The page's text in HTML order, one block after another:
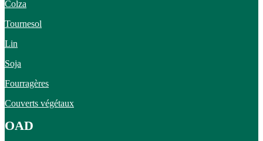
Colza
Tournesol
Lin
Soja
Fourragères
Couverts végétaux
OAD